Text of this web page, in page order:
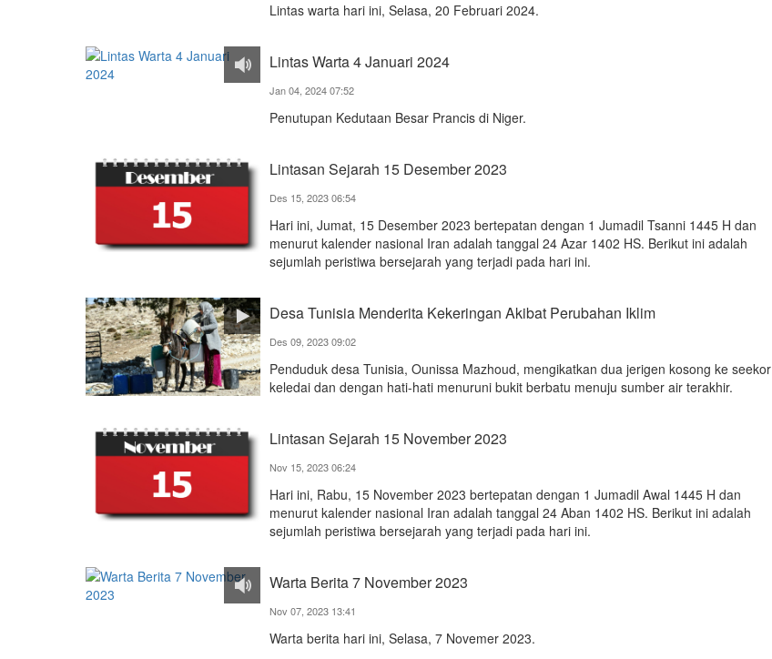
Lintas warta hari ini, Selasa, 20 Februari 2024.
Lintas Warta 4 Januari 2024
Jan 04, 2024 07:52
Penutupan Kedutaan Besar Prancis di Niger.
Lintasan Sejarah 15 Desember 2023
Des 15, 2023 06:54
Hari ini, Jumat, 15 Desember 2023 bertepatan dengan 1 Jumadil Tsanni 1445 H dan
menurut kalender nasional Iran adalah tanggal 24 Azar 1402 HS. Berikut ini adalah
sejumlah peristiwa bersejarah yang terjadi pada hari ini.
Desa Tunisia Menderita Kekeringan Akibat Perubahan Iklim
Des 09, 2023 09:02
Penduduk desa Tunisia, Ounissa Mazhoud, mengikatkan dua jerigen kosong ke seekor
keledai dan dengan hati-hati menuruni bukit berbatu menuju sumber air terakhir.
Lintasan Sejarah 15 November 2023
Nov 15, 2023 06:24
Hari ini, Rabu, 15 November 2023 bertepatan dengan 1 Jumadil Awal 1445 H dan
menurut kalender nasional Iran adalah tanggal 24 Aban 1402 HS. Berikut ini adalah
sejumlah peristiwa bersejarah yang terjadi pada hari ini.
Warta Berita 7 November 2023
Nov 07, 2023 13:41
Warta berita hari ini, Selasa, 7 Novemer 2023.